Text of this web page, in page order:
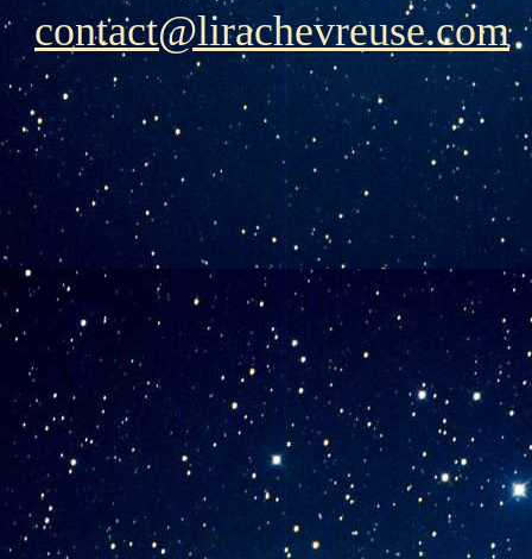
contact@lirachevreuse.com